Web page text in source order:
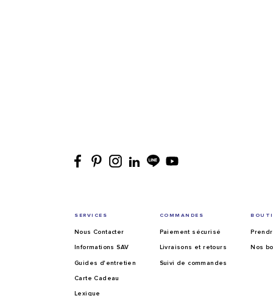
SERVICES
Nous Contacter
Informations SAV
Guides d'entretien
Carte Cadeau
Lexique
COMMANDES
Paiement sécurisé
Livraisons et retours
Suivi de commandes
Nos